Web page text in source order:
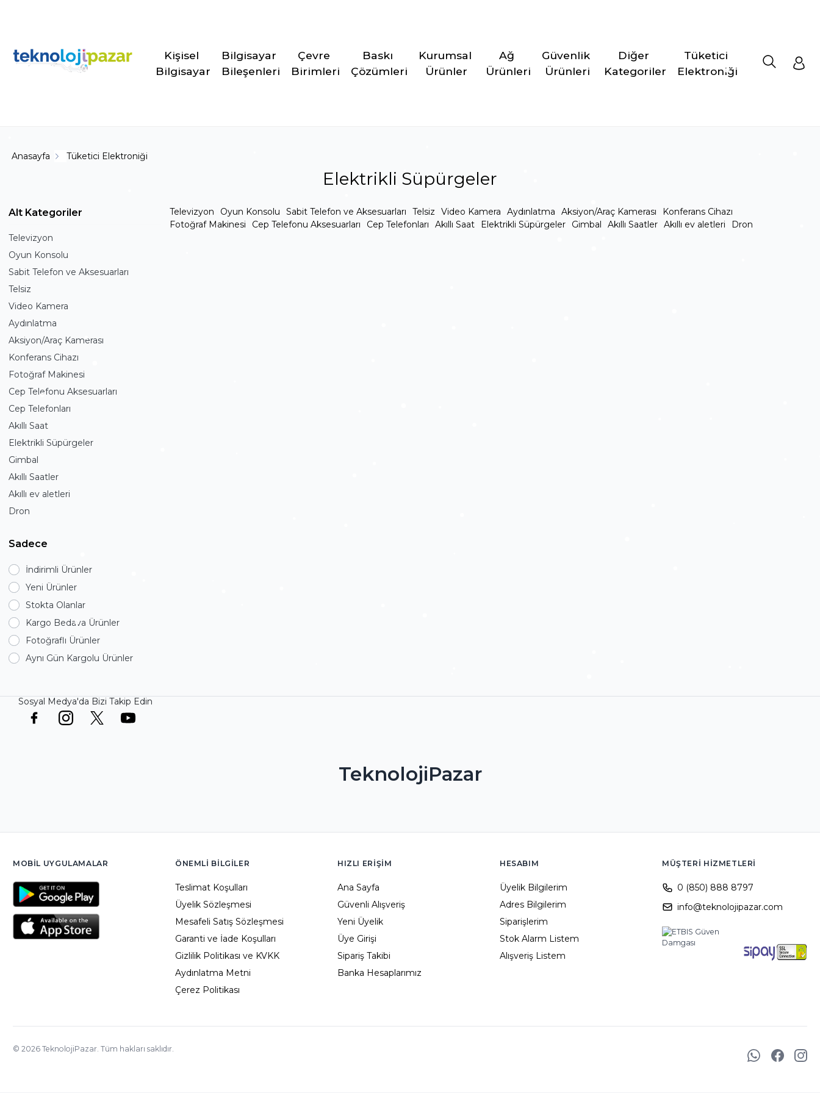
Kişisel
Bilgisayar
Bilgisayar
Bileşenleri
Çevre
Birimleri
Baskı
Çözümleri
Kurumsal
Ürünler
Ağ
Ürünleri
Güvenlik
Ürünleri
Diğer
Kategoriler
Tüketici
Elektroniği
Elektrikli Süpürgeler
Anasayfa Tüketici Elektroniği
Alt Kategoriler
Televizyon
Oyun Konsolu
Sabit Telefon ve Aksesuarları
Telsiz
Video Kamera
Aydınlatma
Aksiyon/Araç Kamerası
Konferans Cihazı
Fotoğraf Makinesi
Cep Telefonu Aksesuarları
Cep Telefonları
Akıllı Saat
Elektrikli Süpürgeler
Gimbal
Akıllı Saatler
Akıllı ev aletleri
Dron
Sadece
İndirimli Ürünler
Yeni Ürünler
Stokta Olanlar
Kargo Bedava Ürünler
Fotoğraflı Ürünler
Aynı Gün Kargolu Ürünler
Televizyon Oyun Konsolu Sabit Telefon ve Aksesuarları Telsiz Video Kamera Aydınlatma Aksiyon/Araç Kamerası
Konferans Cihazı
Fotoğraf Makinesi
Cep Telefonu Aksesuarları Cep Telefonları Akıllı Saat Elektrikli Süpürgeler Gimbal Akıllı Saatler Akıllı ev aletleri Dron
Sosyal Medya'da Bizi Takip Edin
TeknolojiPazar
MOBIL UYGULAMALAR ÖNEMLI BILGILER
Teslimat Koşulları
Üyelik Sözleşmesi
Mesafeli Satış Sözleşmesi
Garanti ve İade Koşulları
Gizlilik Politikası ve KVKK
Aydınlatma Metni
Çerez Politikası
HIZLI ERIŞIM
Ana Sayfa
Güvenli Alışveriş
Yeni Üyelik
Üye Girişi
Sipariş Takibi
Banka Hesaplarımız
HESABIM
Üyelik Bilgilerim
Adres Bilgilerim
Siparişlerim
Stok Alarm Listem
Alışveriş Listem
MÜŞTERI HIZMETLERI
0 (850) 888 8797
info@teknolojipazar.com
© 2026 TeknolojiPazar. Tüm hakları saklıdır.